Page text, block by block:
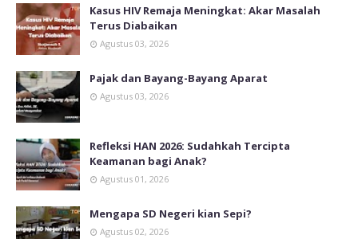
Kasus HIV Remaja Meningkat: Akar Masalah
Terus Diabaikan
Agustus 03, 2026
Pajak dan Bayang-Bayang Aparat
Agustus 03, 2026
Refleksi HAN 2026: Sudahkah Tercipta
Keamanan bagi Anak?
Agustus 01, 2026
Mengapa SD Negeri kian Sepi?
Agustus 02, 2026